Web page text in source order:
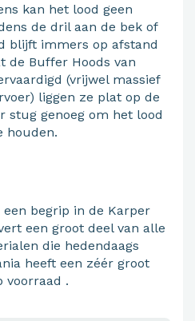
kan het lood geen
de dril aan de bek of
blijft immers op afstand
de Buffer Hoods van
(vrijwel massief
liggen ze plat op de
stug genoeg om het lood
houden.
begrip in de Karper
een groot deel van alle
die hedendaags
heeft een zéér groot
voorraad .